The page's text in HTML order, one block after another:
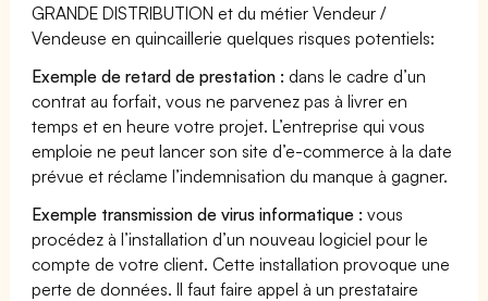
GRANDE DISTRIBUTION et du métier Vendeur /
Vendeuse en quincaillerie quelques risques potentiels:
Exemple de retard de prestation : dans le cadre d’un
contrat au forfait, vous ne parvenez pas à livrer en
temps et en heure votre projet. L’entreprise qui vous
emploie ne peut lancer son site d’e-commerce à la date
prévue et réclame l’indemnisation du manque à gagner.
Exemple transmission de virus informatique : vous
procédez à l’installation d’un nouveau logiciel pour le
compte de votre client. Cette installation provoque une
perte de données. Il faut faire appel à un prestataire